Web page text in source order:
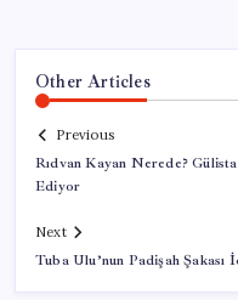
Other Articles
Previous
Rıdvan Kayan Nerede?
Ediyor
Next
Tuba Ulu’nun Padişah Şakası